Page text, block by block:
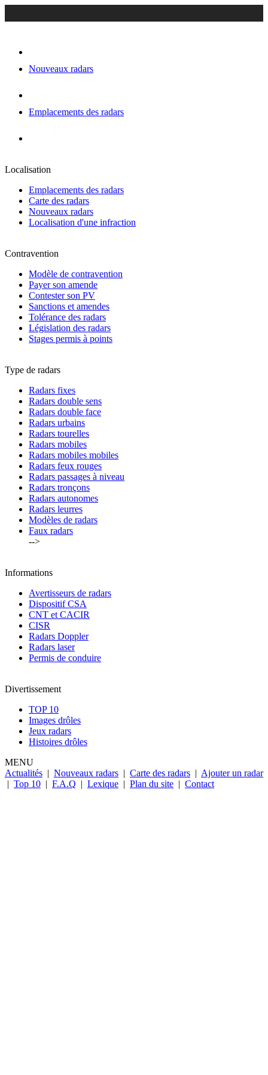
Nouveaux radars
Emplacements des radars
Localisation
Emplacements des radars
Carte des radars
Nouveaux radars
Localisation d'une infraction
Contravention
Modèle de contravention
Payer son amende
Contester son PV
Sanctions et amendes
Tolérance des radars
Législation des radars
Stages permis à points
Type de radars
Radars fixes
Radars double sens
Radars double face
Radars urbains
Radars tourelles
Radars mobiles
Radars mobiles mobiles
Radars feux rouges
Radars passages à niveau
Radars tronçons
Radars autonomes
Radars leurres
Modèles de radars
Faux radars
-->
Informations
Avertisseurs de radars
Dispositif CSA
CNT et CACIR
CISR
Radars Doppler
Radars laser
Permis de conduire
Divertissement
TOP 10
Images drôles
Jeux radars
Histoires drôles
MENU
Actualités | Nouveaux radars | Carte des radars | Ajouter un radar
| Top 10 | F.A.Q | Lexique | Plan du site | Contact